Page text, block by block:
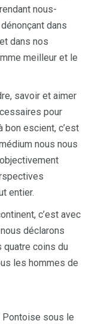
nous-
dans
dans nos
meilleur et le
savoir et aimer
pour
escient, c’est
nous nous
entier.
c’est avec
déclarons
coins du
les hommes de
Pontoise sous le